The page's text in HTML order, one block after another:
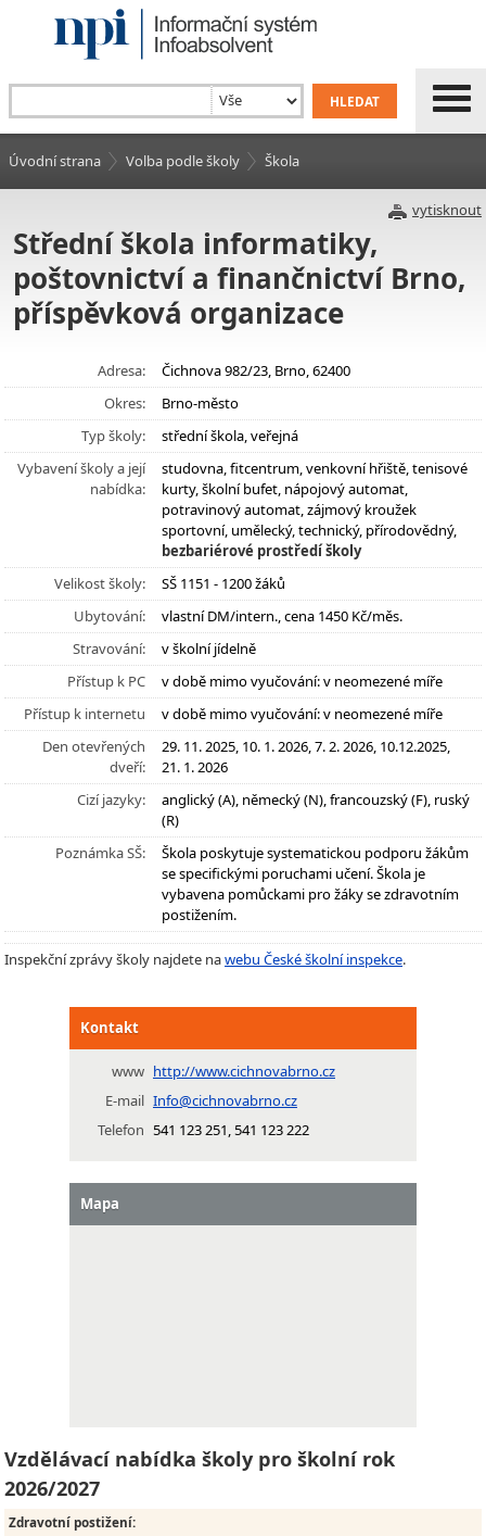
Úvodní strana Volba podle školy Škola
vytisknout
Střední škola informatiky,
poštovnictví a finančnictví Brno,
příspěvková organizace
Adresa:
Čichnova 982/23, Brno, 62400
Okres:
Brno-město
Typ školy:
střední škola, veřejná
Vybavení školy a její
nabídka:
studovna, fitcentrum, venkovní hřiště, tenisové
kurty, školní bufet, nápojový automat,
potravinový automat, zájmový kroužek
sportovní, umělecký, technický, přírodovědný,
bezbariérové prostředí školy
Velikost školy:
SŠ 1151 - 1200 žáků
Ubytování:
vlastní DM/intern., cena 1450 Kč/měs.
Stravování:
v školní jídelně
Přístup k PC
v době mimo vyučování: v neomezené míře
Přístup k internetu
v době mimo vyučování: v neomezené míře
Den otevřených
dveří:
29. 11. 2025, 10. 1. 2026, 7. 2. 2026, 10.12.2025,
21. 1. 2026
Cizí jazyky:
anglický (A), německý (N), francouzský (F), ruský
(R)
Poznámka SŠ:
Škola poskytuje systematickou podporu žákům
se specifickými poruchami učení. Škola je
vybavena pomůckami pro žáky se zdravotním
postižením.
Inspekční zprávy školy najdete nawebu České školní inspekce.
Kontakt
www http://www.cichnovabrno.cz
E-mail Info@cichnovabrno.cz
Telefon 541 123 251, 541 123 222
Mapa
Vzdělávací nabídka školy pro školní rok
2026/2027
Zdravotní postižení: